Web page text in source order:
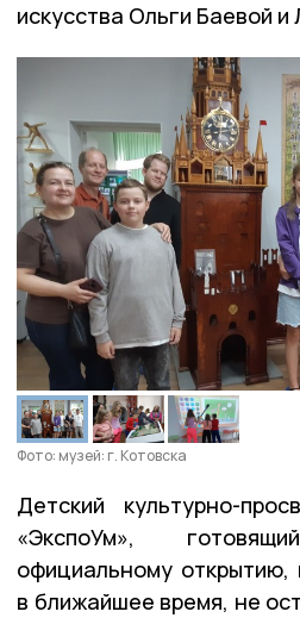
искусства Ольги Баевой
Фото: музей: г. Котовска
Детский культурно-
«ЭкспоУм»,
официальному открытию,
в ближайшее время, не